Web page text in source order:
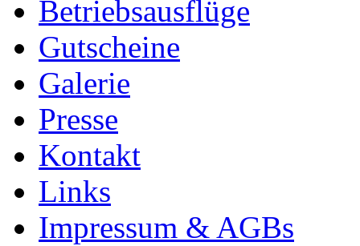
Betriebsausflüge
Gutscheine
Galerie
Presse
Kontakt
Links
Impressum & AGBs